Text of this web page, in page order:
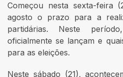
Começou nesta sexta-feira
agosto o prazo para a
partidárias. Neste
oficialmente se lançam e
para as eleições.
Neste sábado (21),